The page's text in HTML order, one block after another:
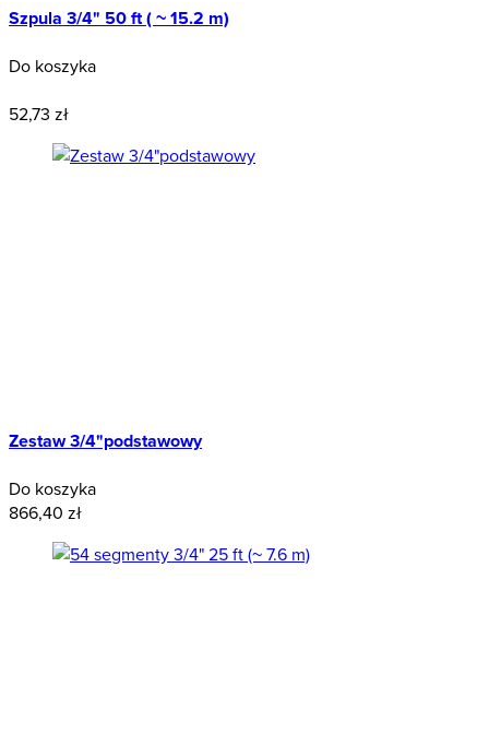
Szpula 3/4" 50 ft ( ~ 15.2 m)
Do koszyka
52,73 zł
Zestaw 3/4"podstawowy
Do koszyka
866,40 zł